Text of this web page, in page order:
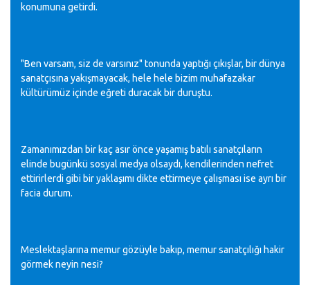
konumuna getirdi.
"Ben varsam, siz de varsınız" tonunda yaptığı çıkışlar, bir dünya
sanatçısına yakışmayacak, hele hele bizim muhafazakar
kültürümüz içinde eğreti duracak bir duruştu.
Zamanımızdan bir kaç asır önce yaşamış batılı sanatçıların
elinde bugünkü sosyal medya olsaydı, kendilerinden nefret
ettirirlerdi gibi bir yaklaşımı dikte ettirmeye çalışması ise ayrı bir
facia durum.
Meslektaşlarına memur gözüyle bakıp, memur sanatçılığı hakir
görmek neyin nesi?